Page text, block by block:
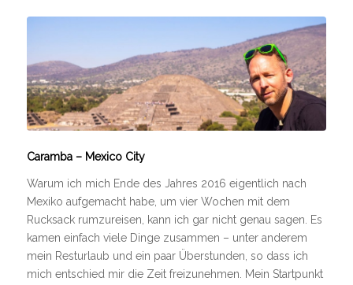
Caramba – Mexico City
Warum ich mich Ende des Jahres 2016 eigentlich nach
Mexiko aufgemacht habe, um vier Wochen mit dem
Rucksack rumzureisen, kann ich gar nicht genau sagen. Es
kamen einfach viele Dinge zusammen – unter anderem
mein Resturlaub und ein paar Überstunden, so dass ich
mich entschied mir die Zeit freizunehmen. Mein Startpunkt